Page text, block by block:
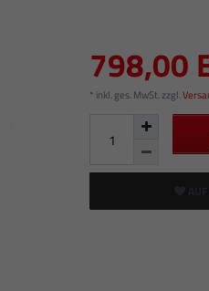
798,00
* inkl. ges. MwSt. zzgl.